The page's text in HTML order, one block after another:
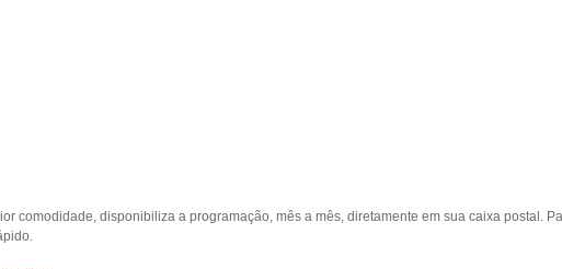
comodidade, disponibiliza a programação, mês a mês, diretamente em sua caixa postal.